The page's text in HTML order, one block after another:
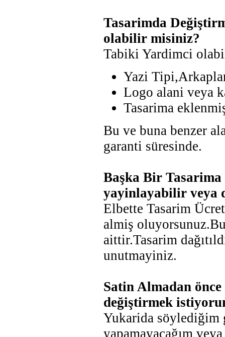
Tasarimda
olabilir misiniz?
Tabiki Yardimci
Yazi
Logo alani veya
Tasarima
Bu ve buna benzer
garanti süresinde.
Başka Bir
yayinlayabilir veya
Elbette Tasarim
almiş
aittir.Tasarim
unutmayiniz.
Satin Almadan
değiştirmek
Yukarida söylediğim
yapamayacağım